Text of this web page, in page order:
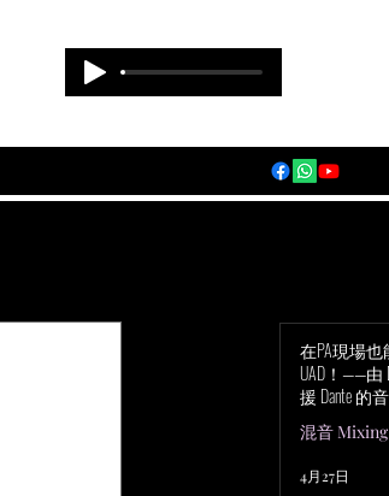
在PA現場
UAD！——由
援 Dante 的
Audio Apollo
混音 Mixing
4月27日